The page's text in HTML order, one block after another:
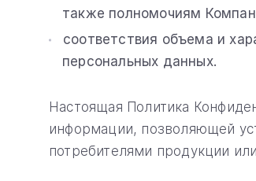
также полномочиям
соответствия объема и
персональных данных.
Настоящая Политика
информации, позволяющей
потребителями продукции